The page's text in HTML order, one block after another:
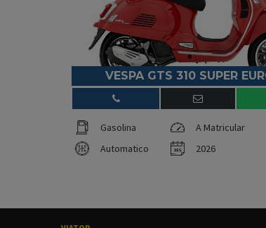
VESPA GTS 310 SUPER
Gasolina A Matricular
Automatico
2026